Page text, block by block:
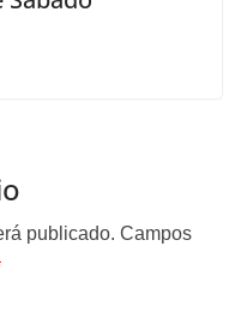
publicado. Campos